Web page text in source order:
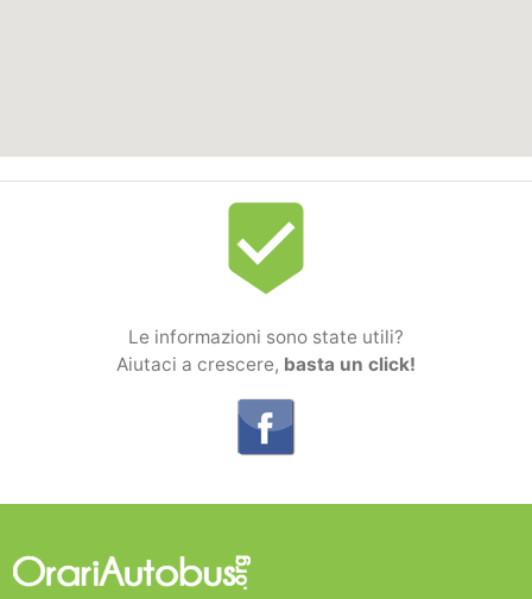
beenhere
Le informazioni sono state utili?
Aiutaci a crescere, basta un click!